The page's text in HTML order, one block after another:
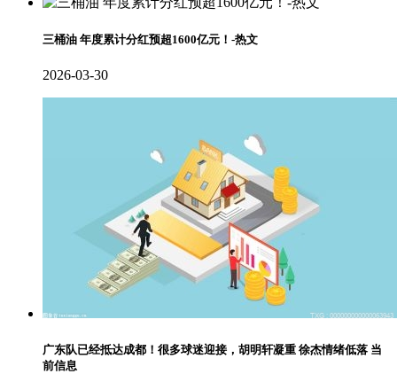
三桶油 年度累计分红预超1600亿元！-热文
2026-03-30
广东队已经抵达成都！很多球迷迎接，胡明轩凝重 徐杰情绪低落 当
前信息